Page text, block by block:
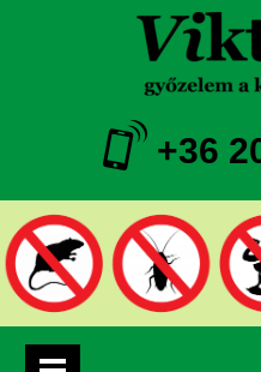
+36